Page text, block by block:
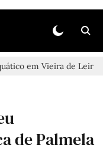
de Leiria Casal
de Palmela